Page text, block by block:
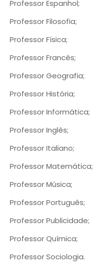
Professor Espanhol;
Professor Filosofia;
Professor Física;
Professor Francês;
Professor Geografia;
Professor História;
Professor Informática;
Professor Inglês;
Professor Italiano;
Professor Matemática;
Professor Música;
Professor Português;
Professor Publicidade;
Professor Química;
Professor Sociologia.